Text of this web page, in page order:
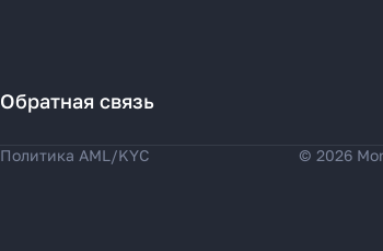
Обратная связь
Политика AML/KYC © 2026